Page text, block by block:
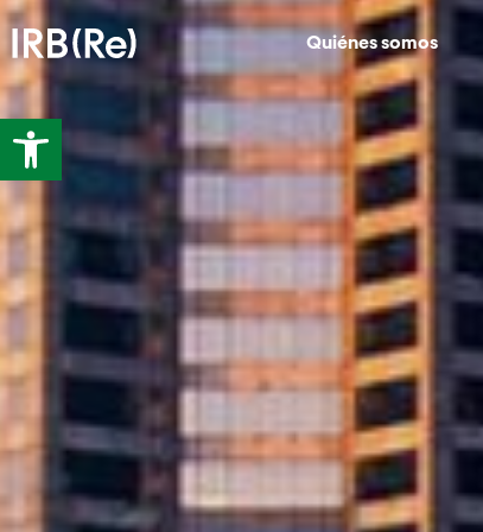
Abrir barra de herramientas
Quiénes somos